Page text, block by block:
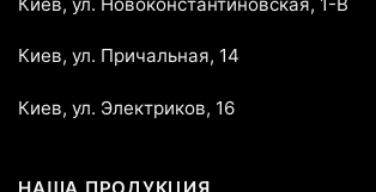
Киев, ул. Причальная, 14
Киев, ул. Электриков, 16
НАША ПРОДУКЦИЯ